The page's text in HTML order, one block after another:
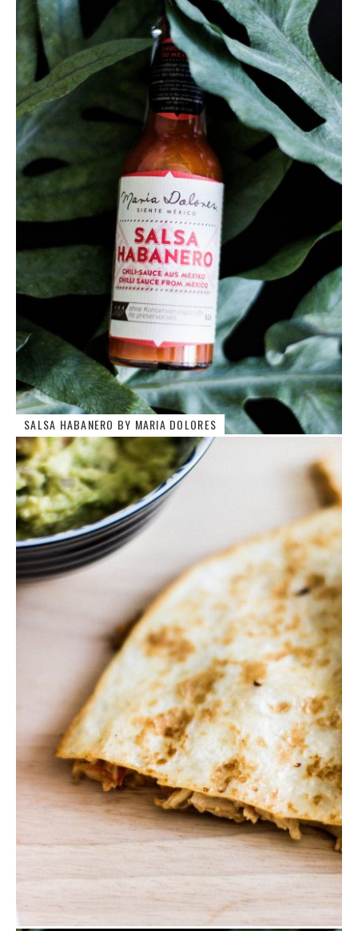
SALSA HABANERO BY MARIA DOLORES